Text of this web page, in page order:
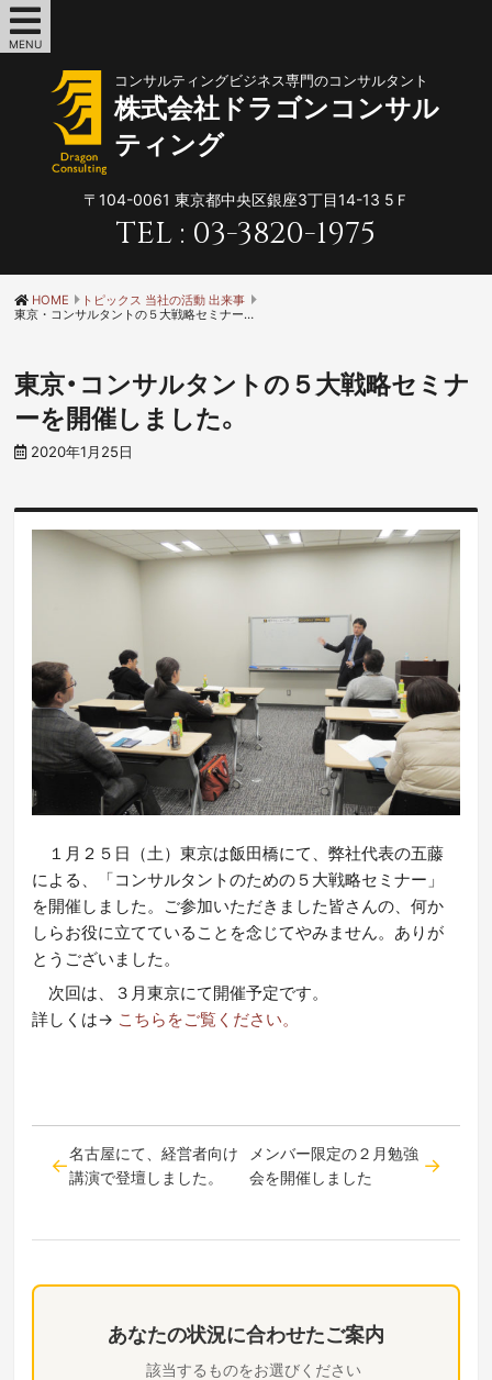
MENU
コンサルティングビジネス専門のコンサルタント
株式会社ドラゴンコンサル
ティング
〒104-0061 東京都中央区銀座3丁目14-13 5Ｆ
TEL : 03-3820-1975
HOME
トピックス 当社の活動 出来事
東京・コンサルタントの５大戦略セミナーを開催しました。
東京・コンサルタントの５大戦略セミナ
ーを開催しました。
2020年1月25日
１月２５日（土）東京は飯田橋にて、弊社代表の五藤
による、「コンサルタントのための５大戦略セミナー」
を開催しました。ご参加いただきました皆さんの、何か
しらお役に立てていることを念じてやみません。ありが
とうございました。
次回は、３月東京にて開催予定です。
詳しくは→ こちらをご覧ください。
あなたの状況に合わせたご案内
該当するものをお選びください
名古屋にて、経営者向け
講演で登壇しました。
メンバー限定の２月勉強
会を開催しました